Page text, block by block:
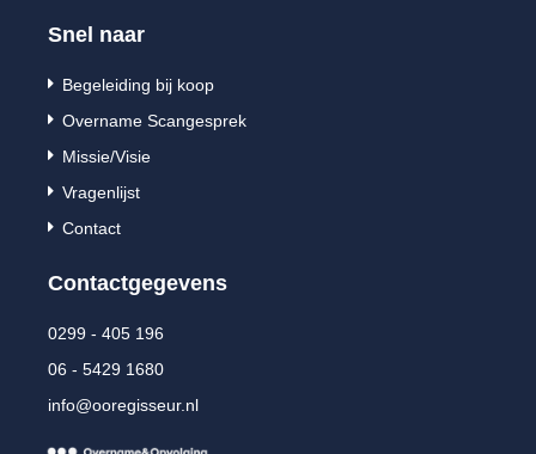
Snel naar
 Begeleiding bij koop
 Overname Scangesprek
 Missie/Visie
 Vragenlijst
 Contact
Contactgegevens
0299 - 405 196
06 - 5429 1680
info@ooregisseur.nl